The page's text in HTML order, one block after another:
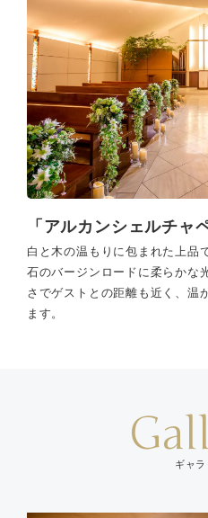
「アルカンシェルチャ
白と木の温もりに包まれた上品
石のバージンロードに柔らかな
さでゲストとの距離も近く、温
ます。
ギャラ